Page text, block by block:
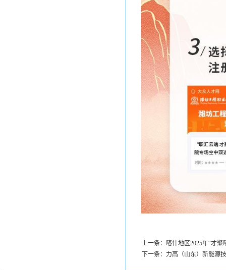
上一条：喀什地区2025年“才
下一条：力高（山东）新能源